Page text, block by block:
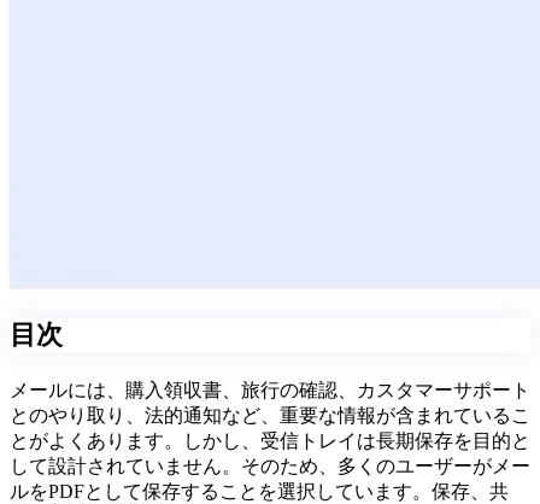
目次
メールには、購入領収書、旅行の確認、カスタマーサポート
とのやり取り、法的通知など、重要な情報が含まれているこ
とがよくあります。しかし、受信トレイは長期保存を目的と
して設計されていません。そのため、多くのユーザーがメー
ルをPDFとして保存することを選択しています。保存、共